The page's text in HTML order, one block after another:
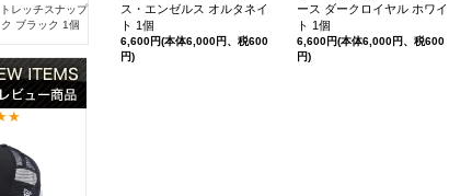
レッチスナップ
ブラック 1個
ス・エンゼルス オルタネイ
ト 1個
6,600円(本体6,000円、税600
円)
ース ダークロイヤル ホワイ
ト 1個
6,600円(本体6,000円、税600
円)